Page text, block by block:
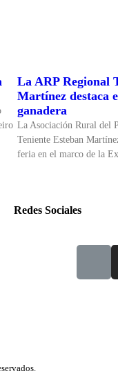
La ARP Regional
Martínez destaca
ganadera
La Asociación Rural del
Teniente Esteban
feria en el marco de la
Redes Sociales